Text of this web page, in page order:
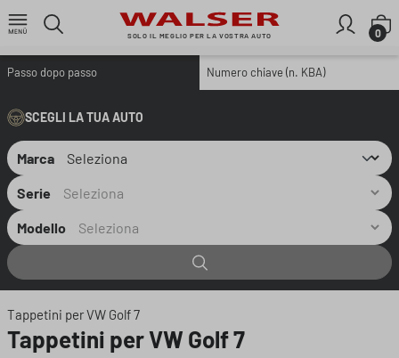
Passa al contenuto principale
SOLO IL MEGLIO PER LA VOSTRA AUTO 0
Passo dopo passo Numero chiave (n. KBA)
SCEGLI LA TUA AUTO
Marca
Serie
Modello
Tappetini per VW Golf 7
Tappetini per VW Golf 7